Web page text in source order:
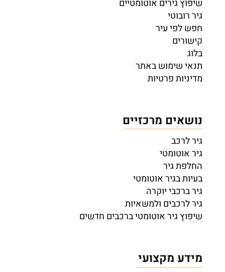
שיפוץ גירים אוטומטיים
גיר רובוטי
חפש לפי עיר
קישורים
בלוג
תנאי שימוש באתר
מדיניות פרטיות
נושאים מרכזיים
גיר לרכב
גיר אוטומטי
החלפת גיר
בעיות בגיר אוטומטי
גיר ברכבי יוקרה
גיר לרכבים ולמשאיות
שיפוץ גיר אוטומטי ברכבים חדשים
מידע מקצועי